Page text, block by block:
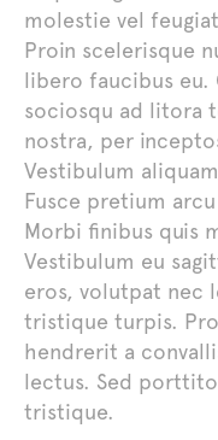
molestie vel
Proin scelerisque
libero faucibus eu.
sociosqu ad litora
nostra, per
Vestibulum
Fusce pretium
Morbi finibus quis
Vestibulum eu
eros, volutpat nec
tristique turpis.
hendrerit a
lectus. Sed
tristique.